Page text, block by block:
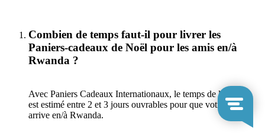
Combien de temps faut-il pour livrer les
Paniers-cadeaux de Noël pour les amis en/à
Rwanda ?
Avec Paniers Cadeaux Internationaux, le temps de livraison
est estimé entre 2 et 3 jours ouvrables pour que votre cadeau
arrive en/à Rwanda.